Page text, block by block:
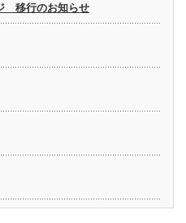
移行のお知らせ